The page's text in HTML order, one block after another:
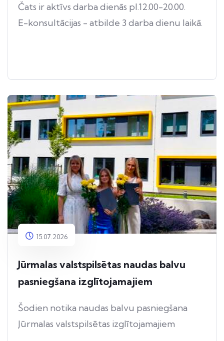
Čats ir aktīvs darba dienās pl.12.00-20.00.
E-konsultācijas - atbilde 3 darba dienu laikā.
15.07.2026
Jūrmalas valstspilsētas naudas balvu
pasniegšana izglītojamajiem
Šodien notika naudas balvu pasniegšana
Jūrmalas valstspilsētas izglītojamajiem